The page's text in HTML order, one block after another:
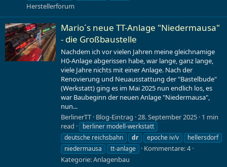
Herstellerforum
Mario´s neue TT-Anlage "Niedermausa"
- die Großbaustelle
Nachdem ich vor vielen Jahren meine gleichnamige
H0-Anlage abgerissen habe, war lange, ganz lange,
viele Jahre nichts mit einer Anlage. Nach der
Renovierung und Neuausstattung der "Bastelbude"
(Werkstatt) ging es im Mai 2025 nun endlich los, es
war Baubeginn der neuen Anlage "Niedermausa",
nun...
BerlinerTT Blog-Eintrag 28. September 2025 1 min
read
berliner modell-werkstatt
deutsche reichsbahn
dr epoche iv/v
hellersdorf
niedermausa
tt-anlage
Kommentare: 4
Kategorie:Anlagenbau